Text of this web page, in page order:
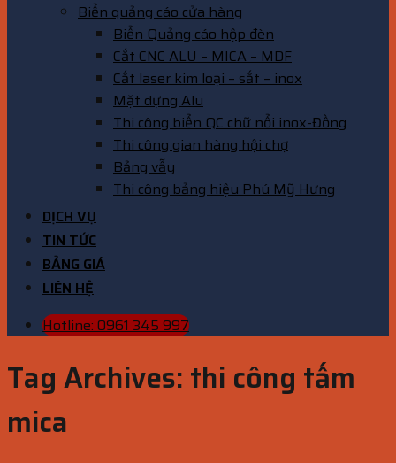
Biển quảng cáo cửa hàng
Biển Quảng cáo hộp đèn
Cắt CNC ALU – MICA – MDF
Cắt laser kim loại – sắt – inox
Mặt dựng Alu
Thi công biển QC chữ nổi inox-Đồng
Thi công gian hàng hội chợ
Bảng vẫy
Thi công bảng hiệu Phú Mỹ Hưng
DỊCH VỤ
TIN TỨC
BẢNG GIÁ
LIÊN HỆ
Hotline: 0961 345 997
Tag Archives: thi công tấm
mica